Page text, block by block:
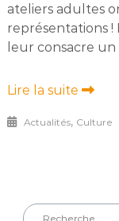
ateliers adultes
représentations !
leur consacre
Lire la suite
Actualités, Culture
Rechercher